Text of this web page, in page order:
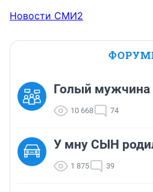
Новости СМИ2
Голый мужчина
10 668 74
У мну СЫН
1 875 39